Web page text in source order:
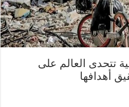
تتحدى العالم على
أهدافها